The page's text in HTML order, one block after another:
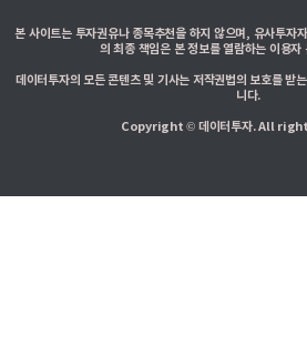
본 사이트는 투자권유나 종목추천을 하지 않으며, 유사투자
의 최종 책임은 본 정보를 열람하는 이용자
데이터투자의 모든 콘텐츠 및 기사는 저작권법의 보호를 받
니다.
Copyright © 데이터투자. All